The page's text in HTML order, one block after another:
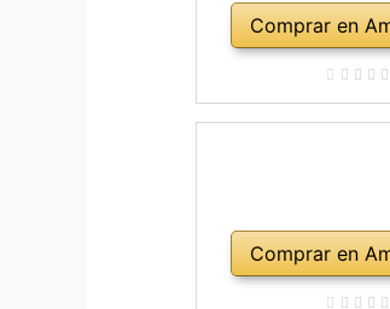
Comprar en
Comprar en